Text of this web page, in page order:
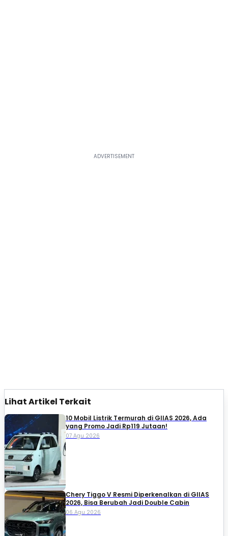
Lihat Artikel Terkait
10 Mobil Listrik Termurah di GIIAS 2026, Ada
yang Promo Jadi Rp119 Jutaan!
07 Agu 2026
Chery Tiggo V Resmi Diperkenalkan di GIIAS
2026, Bisa Berubah Jadi Double Cabin
06 Agu 2026